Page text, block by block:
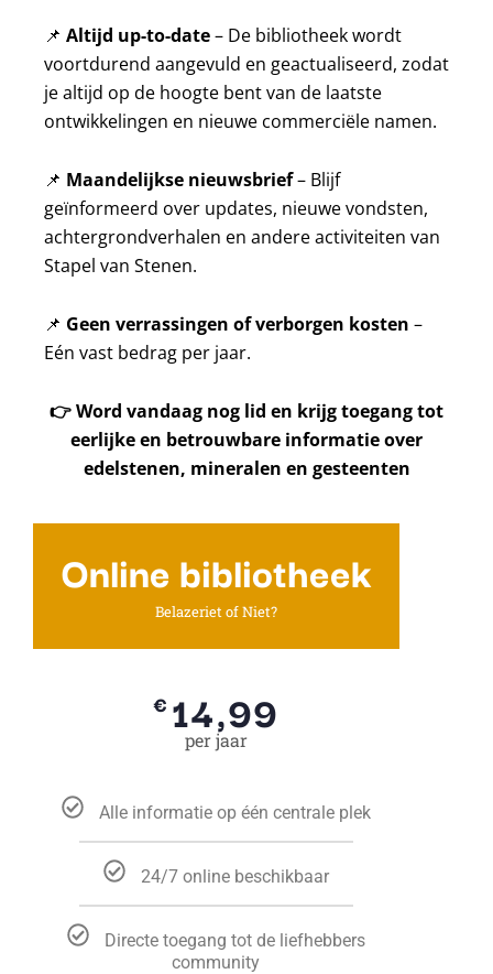
📌 Altijd up-to-date– De bibliotheek wordt
voortdurend aangevuld en geactualiseerd, zodat
je altijd op de hoogte bent van de laatste
ontwikkelingen en nieuwe commerciële namen.
📌 Maandelijkse nieuwsbrief– Blijf
geïnformeerd over updates, nieuwe vondsten,
achtergrondverhalen en andere activiteiten van
Stapel van Stenen.
📌 Geen verrassingen of verborgen kosten –
Eén vast bedrag per jaar.
👉Word vandaag nog lid en krijg toegang tot
eerlijke en betrouwbare informatie over
edelstenen, mineralen en gesteenten
Online bibliotheek
Belazeriet of Niet?
€ 14,99
per jaar
Alle informatie op één centrale plek
24/7 online beschikbaar
Directe toegang tot de liefhebbers
community